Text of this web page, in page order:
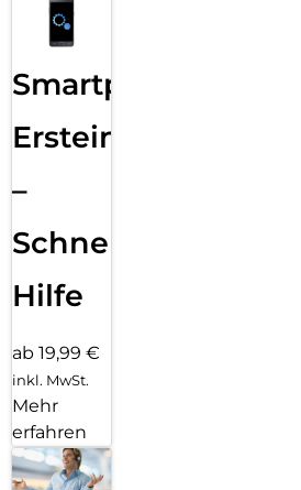
Smartphone
Ersteinrichtung
–
Schnelle
Hilfe
ab 19,99 €
inkl. MwSt.
Mehr
erfahren